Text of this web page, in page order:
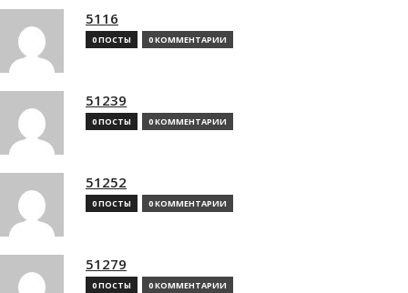
5116
0 ПОСТЫ 0 КОММЕНТАРИИ
51239
0 ПОСТЫ 0 КОММЕНТАРИИ
51252
0 ПОСТЫ 0 КОММЕНТАРИИ
51279
0 ПОСТЫ 0 КОММЕНТАРИИ